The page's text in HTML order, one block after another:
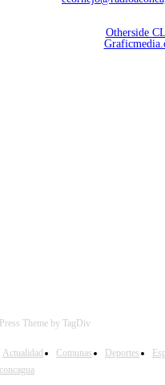
Otherside CL
Theme by TagDiv
Actualidad Comunas Deportes